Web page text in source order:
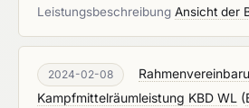
Leistungsbeschreibung Ansicht der
2024-02-08
Kampfmittelräumleistung KBD WL (